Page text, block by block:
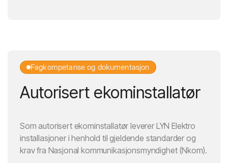
Fagkompetanse og dokumentasjon
Autorisert ekominstallatør
Som autorisert ekominstallatør leverer LYN Elektro
installasjoner i henhold til gjeldende standarder og
krav fra Nasjonal kommunikasjonsmyndighet (Nkom).